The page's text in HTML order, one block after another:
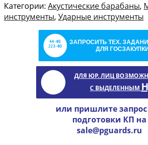
Категории: Акустические барабаны,
инструменты, Ударные инструменты
ЗАПРОСИТЬ ТЕХ.
ДЛЯ ГОСЗАКУПКИ
ДЛЯ ЮР. ЛИЦ
С ВЫДЕЛЕННЫМ
или пришлите
подготовки КП на
sale@pguards.ru